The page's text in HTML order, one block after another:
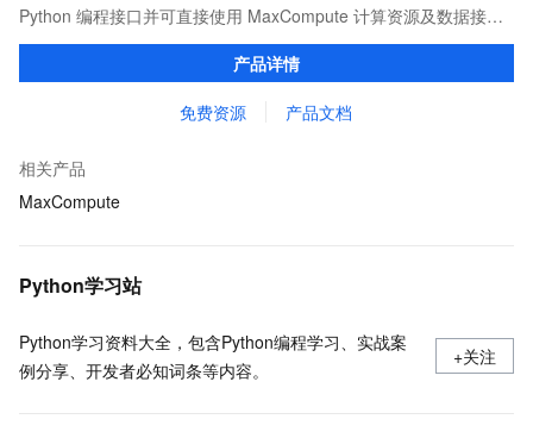
Python 编程接口并可直接使用 MaxCompute 计算资源及数据接
口，与 MaxCompute Notebook、镜像管理等功能共同构成
MaxCompute 完整 Python 开发生态。
产品详情
免费资源 产品文档
相关产品
MaxCompute
Python学习站
Python学习资料大全，包含Python编程学习、实战案
例分享、开发者必知词条等内容。
+关注